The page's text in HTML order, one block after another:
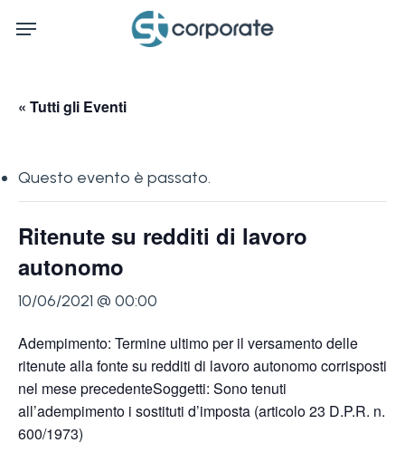
Menu
« Tutti gli Eventi
Questo evento è passato.
Ritenute su redditi di lavoro
autonomo
10/06/2021 @ 00:00
Adempimento: Termine ultimo per il versamento delle
ritenute alla fonte su redditi di lavoro autonomo corrisposti
nel mese precedenteSoggetti: Sono tenuti
all’adempimento i sostituti d’imposta (articolo 23 D.P.R. n.
600/1973)